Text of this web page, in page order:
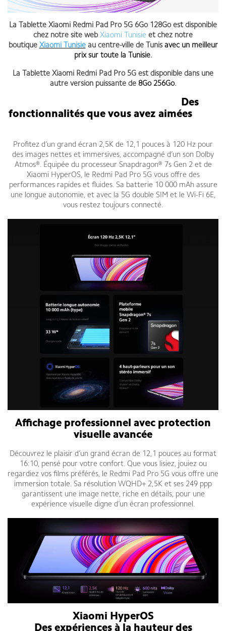
La Tablette Xiaomi Redmi Pad Pro 5G 6Go 128Go est disponible
chez notre site web Xiaomi Tunisie et chez notre
boutique Xiaomi Tunisieau centre-ville de Tunis avec un meilleur
prix sur toute la Tunisie.
La Tablette Xiaomi Redmi Pad Pro 5G est disponible dans une
autre version puissante de 8Go 256Go.
Des
fonctionnalités que vous avez aimées
Profitez d’un grand écran 2,5K de 12,1 pouces à 120 Hz pour
des images nettes et immersives, accompagné d’un son Dolby
Atmos®. Équipée du processeur Snapdragon® 7s Gen 2 et de
Xiaomi HyperOS, le Redmi Pad Pro 5G vous offre des
performances rapides et fluides. Sa batterie 10 000 mAh assure
une longue autonomie, et avec la 5G double SIM et le Wi-Fi 6E,
vous restez toujours connecté.
Affichage professionnel avec protection
visuelle avancée
Découvrez le plaisir d’un grand écran de 12,1 pouces au format
16:10, pensé pour votre confort. Que vous lisiez, jouiez ou
regardiez vos films préférés, le Redmi Pad Pro 5G vous offre une
immersion totale. Sa résolution WQHD+ 2,5K et ses 249 ppp
garantissent une image nette, riche en détails, pour une
expérience visuelle digne d’un écran professionnel.
Xiaomi HyperOS
Des expériences à la hauteur des